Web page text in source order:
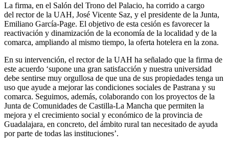
La firma, en el Salón del Trono del Palacio, ha corrido a cargo
del rector de la UAH, José Vicente Saz, y el presidente de la Junta,
Emiliano García-Page. El objetivo de esta cesión es favorecer la
reactivación y dinamización de la economía de la localidad y de la
comarca, ampliando al mismo tiempo, la oferta hotelera en la zona.
En su intervención, el rector de la UAH ha señalado que la firma de
este acuerdo ‘supone una gran satisfacción y nuestra universidad
debe sentirse muy orgullosa de que una de sus propiedades tenga un
uso que ayude a mejorar las condiciones sociales de Pastrana y su
comarca. Seguimos, además, colaborando con los proyectos de la
Junta de Comunidades de Castilla-La Mancha que permiten la
mejora y el crecimiento social y económico de la provincia de
Guadalajara, en concreto, del ámbito rural tan necesitado de ayuda
por parte de todas las instituciones’.